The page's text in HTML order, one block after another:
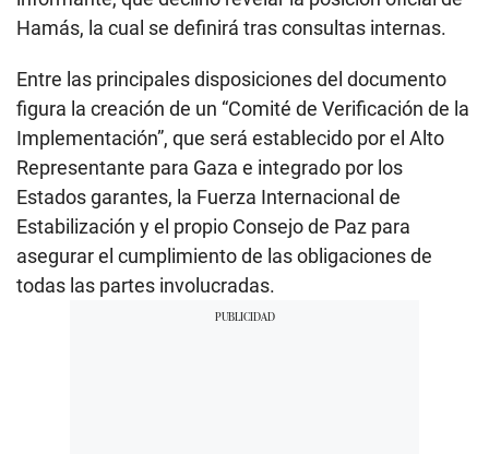
Hamás, la cual se definirá tras consultas internas.
Entre las principales disposiciones del documento
figura la creación de un “Comité de Verificación de la
Implementación”, que será establecido por el Alto
Representante para Gaza e integrado por los
Estados garantes, la Fuerza Internacional de
Estabilización y el propio Consejo de Paz para
asegurar el cumplimiento de las obligaciones de
todas las partes involucradas.